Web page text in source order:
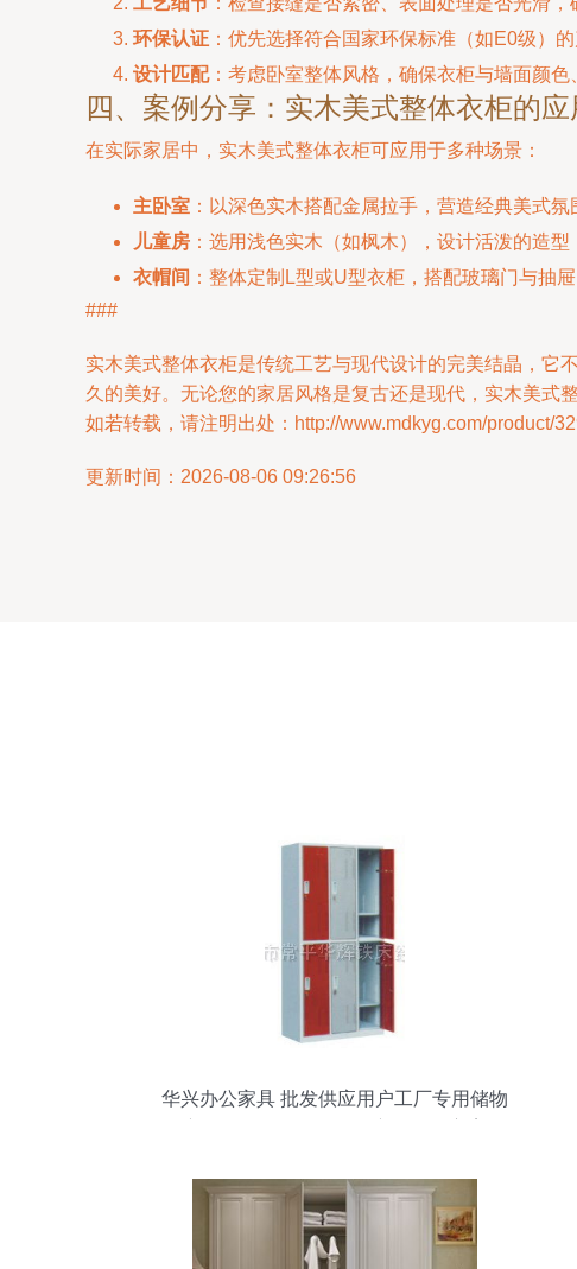
环保认证 ：优先选择符合国家环保标准（如E0级）
设计匹配：考虑卧室整体风格，确保衣柜与墙面颜色
四、案例分享：实木美式整体衣柜的应
在实际家居中，实木美式整体衣柜可应用于多种场景：
主卧室 ：以深色实木搭配金属拉手，营造经典美式
儿童房 ：选用浅色实木（如枫木），设计活泼的造型
衣帽间 ：整体定制L型或U型衣柜，搭配玻璃门与抽
###
实木美式整体衣柜是传统工艺与现代设计的完美结晶，它
久的美好。无论您的家居风格是复古还是现代，实木美式
如若转载，请注明出处：http://www.mdkyg.com/product/
更新时间：2026-08-06 09:26:56
华兴办公家具 批发供应用户工厂专用储物